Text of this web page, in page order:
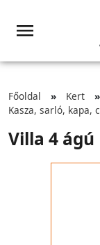
Főoldal Kert
Kasza, sarló, kapa,
Villa 4